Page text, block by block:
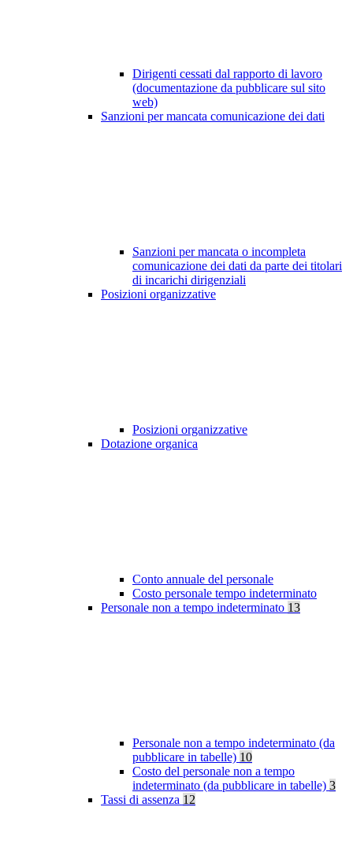
Dirigenti cessati dal rapporto di lavoro
(documentazione da pubblicare sul sito
web)
Sanzioni per mancata comunicazione dei dati
Sanzioni per mancata o incompleta
comunicazione dei dati da parte dei titolari
di incarichi dirigenziali
Posizioni organizzative
Posizioni organizzative
Dotazione organica
Conto annuale del personale
Costo personale tempo indeterminato
Personale non a tempo indeterminato 13
Personale non a tempo indeterminato (da
pubblicare in tabelle) 10
Costo del personale non a tempo
indeterminato (da pubblicare in tabelle) 3
Tassi di assenza 12